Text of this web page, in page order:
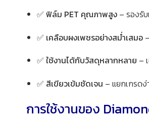
✅ ฟิล์ม PET คุณภาพสูง– รองรับ
✅ เคลือบผงเพชรอย่างสม่ำเสมอ
✅ ใช้งานได้กับวัสดุหลากหลาย –
✅ สีเขียวเข้มชัดเจน – แยกเกรด
การใช้งานของ